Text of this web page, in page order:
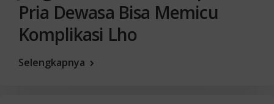
Pria Dewasa Bisa Memicu
Komplikasi Lho
Selengkapnya